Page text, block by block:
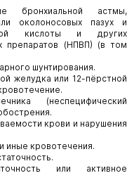
бронхиальной астмы,
околоносовых пазух и
кислоты и других
препаратов (НПВП) (в том
шунтирования.
желудка или 12-пёрстной
(неспецифический
крови и нарушения
иные кровотечения.
или активное